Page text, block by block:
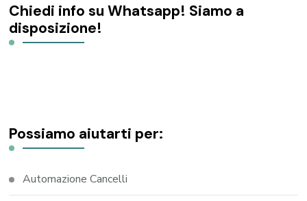
Chiedi info su Whatsapp! Siamo a
disposizione!
Possiamo aiutarti per:
Automazione Cancelli